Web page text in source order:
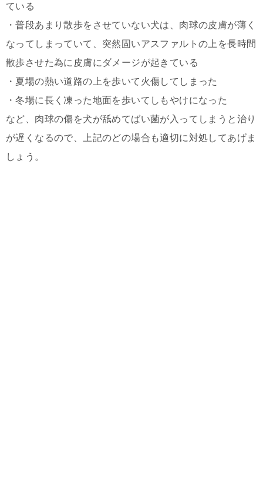
ている
・普段あまり散歩をさせていない犬は、肉球の皮膚が薄く
なってしまっていて、突然固いアスファルトの上を長時間
散歩させた為に皮膚にダメージが起きている
・夏場の熱い道路の上を歩いて火傷してしまった
・冬場に長く凍った地面を歩いてしもやけになった
など、肉球の傷を犬が舐めてばい菌が入ってしまうと治り
が遅くなるので、上記のどの場合も適切に対処してあげま
しょう。